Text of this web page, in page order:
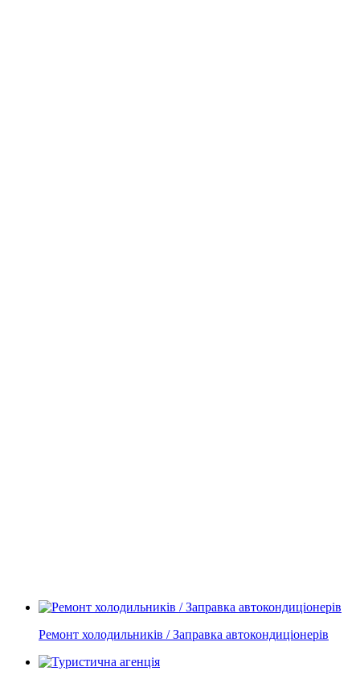
Ремонт холодильників / Заправка автокондиціонерів